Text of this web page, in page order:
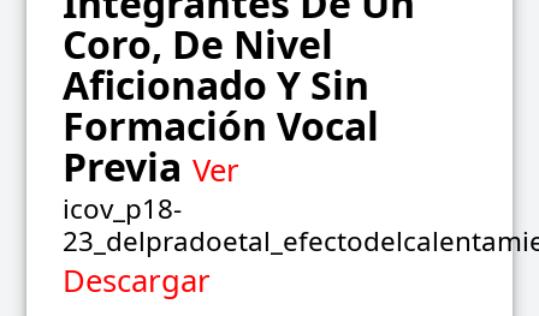
Coro, De Nivel
Aficionado Y Sin
Formación Vocal
Previa Ver
icov_p18-
Descargar